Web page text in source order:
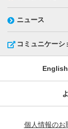
ニュース
コミュニケーシ
English
個人情報のお